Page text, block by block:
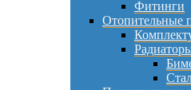
Фитинги
Отопительные